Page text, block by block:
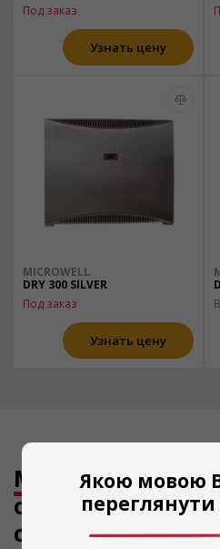
Под заказ
Узнать цену
MICROWELL
DRY 300 SILVER
Под заказ
Узнать цену
Мы также
осушители
следующих
Якою мовою